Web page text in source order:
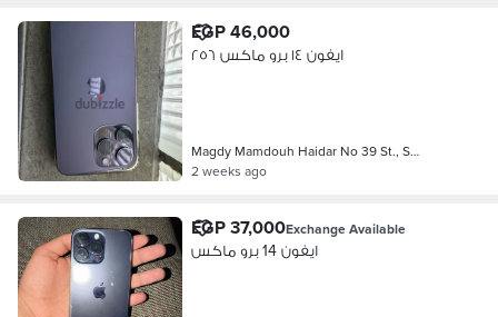
EGP 46,000
ايفون ١٤ برو ماكس ٢٥٦
Magdy Mamdouh Haidar No 39 St., S…
2 weeks ago
EGP 37,000Exchange Available
ايفون 14 برو ماكس